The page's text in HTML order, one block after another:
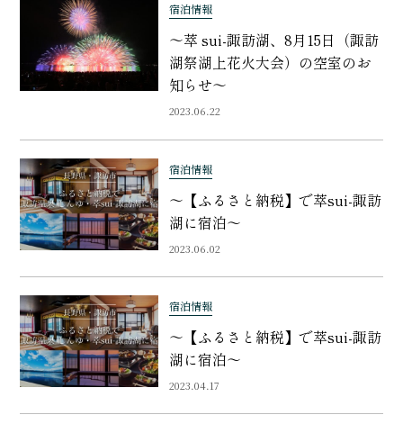
宿泊情報
〜萃 sui-諏訪湖、8月15日（諏訪
湖祭湖上花火大会）の空室のお
知らせ〜
2023.06.22
宿泊情報
〜【ふるさと納税】で萃sui-諏訪
湖に宿泊〜
2023.06.02
宿泊情報
〜【ふるさと納税】で萃sui-諏訪
湖に宿泊〜
2023.04.17